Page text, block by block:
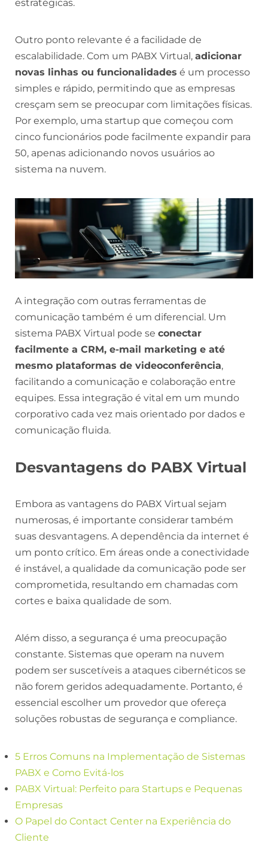
estratégicas.
Outro ponto relevante é a facilidade de
escalabilidade. Com um PABX Virtual, adicionar
novas linhas ou funcionalidades é um processo
simples e rápido, permitindo que as empresas
cresçam sem se preocupar com limitações físicas.
Por exemplo, uma startup que começou com
cinco funcionários pode facilmente expandir para
50, apenas adicionando novos usuários ao
sistema na nuvem.
A integração com outras ferramentas de
comunicação também é um diferencial. Um
sistema PABX Virtual pode se conectar
facilmente a CRM, e-mail marketing e até
mesmo plataformas de videoconferência,
facilitando a comunicação e colaboração entre
equipes. Essa integração é vital em um mundo
corporativo cada vez mais orientado por dados e
comunicação fluida.
Desvantagens do PABX Virtual
Embora as vantagens do PABX Virtual sejam
numerosas, é importante considerar também
suas desvantagens. A dependência da internet é
um ponto crítico. Em áreas onde a conectividade
é instável, a qualidade da comunicação pode ser
comprometida, resultando em chamadas com
cortes e baixa qualidade de som.
Além disso, a segurança é uma preocupação
constante. Sistemas que operam na nuvem
podem ser suscetíveis a ataques cibernéticos se
não forem geridos adequadamente. Portanto, é
essencial escolher um provedor que ofereça
soluções robustas de segurança e compliance.
5 Erros Comuns na Implementação de Sistemas
PABX e Como Evitá-los
PABX Virtual: Perfeito para Startups e Pequenas
Empresas
O Papel do Contact Center na Experiência do
Cliente